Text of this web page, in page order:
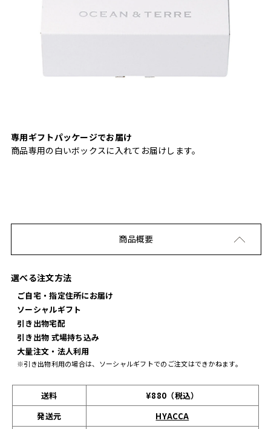
専用ギフトパッケージでお届け
商品専用の白いボックスに入れてお届けします。
商品概要
選べる注文方法
ご自宅・指定住所にお届け
ソーシャルギフト
引き出物宅配
引き出物 式場持ち込み
大量注文・法人利用
※引き出物利用の場合は、ソーシャルギフトでのご注文はできかねます。
送料
¥880（税込）
発送元
HYACCA